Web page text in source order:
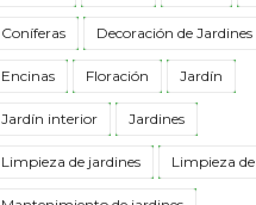
Coníferas Decoración de Jardines
Encinas Floración Jardín
Jardín interior Jardines
Limpieza de jardines Limpieza